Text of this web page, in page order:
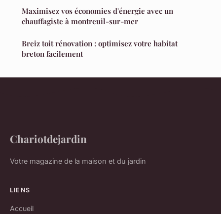
Maximisez vos économies d'énergie avec un
chauffagiste à montreuil-sur-mer
Breiz toit rénovation : optimisez votre habitat
breton facilement
Chariotdejardin
Votre magazine de la maison et du jardin
LIENS
Accueil